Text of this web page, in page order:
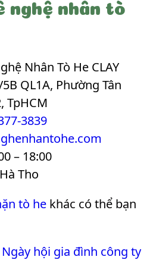
nghệ nhân tò
Nhân Tò He CLAY
QL1A, Phường Tân
TpHCM
3839
– 18:00
Tho
tò he khác có thể bạn
hội gia đình công ty